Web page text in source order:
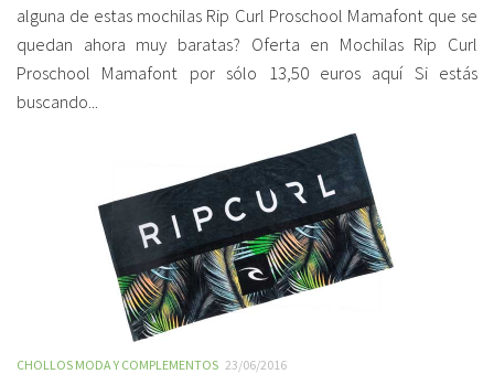
alguna de estas mochilas Rip Curl Proschool Mamafont que se
quedan ahora muy baratas? Oferta en Mochilas Rip Curl
Proschool Mamafont por sólo 13,50 euros aquí Si estás
buscando...
CHOLLOS MODA Y COMPLEMENTOS 23/06/2016